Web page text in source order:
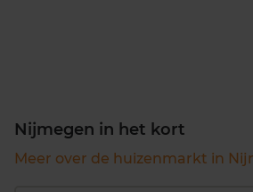
Nijmegen in het kort
Meer over de huizenmarkt in